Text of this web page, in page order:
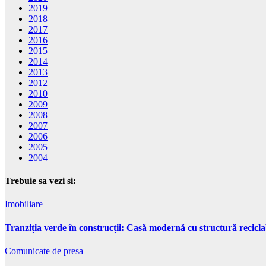
2019
2018
2017
2016
2015
2014
2013
2012
2010
2009
2008
2007
2006
2005
2004
Trebuie sa vezi si:
Imobiliare
Tranziția verde în construcții: Casă modernă cu structură
Comunicate de presa